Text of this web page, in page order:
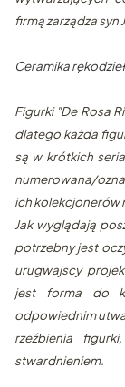
firmą zarządza syn
Ceramika
Figurki "De Rosa
dlatego każda
są w krótkich
numerowana/
ich kolekcjonerów
Jak wyglądają
potrzebny jest
urugwajscy
jest forma do
odpowiednim
rzeźbienia
stwardnieniem.